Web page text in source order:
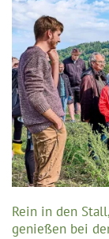
Rein in den
genießen bei